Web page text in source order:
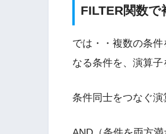
FILTER関数で
では・・複数の条
なる条件を、演算
条件同士をつなぐ演